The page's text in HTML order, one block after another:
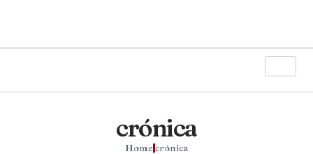
crónica
Home crónica